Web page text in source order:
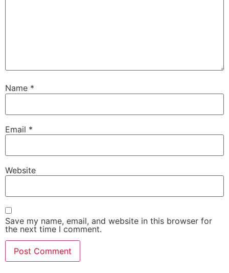
Name *
Email *
Website
Save my name, email, and website in this browser for
the next time I comment.